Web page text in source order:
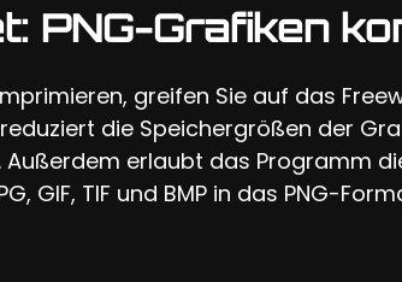
PNG-Grafiken
greifen Sie auf das
reduziert die Speichergrößen der
erlaubt das Programm
GIF, TIF und BMP in das PNG-